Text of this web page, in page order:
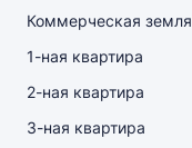
Коммерческая земля
1-ная квартира
2-ная квартира
3-ная квартира